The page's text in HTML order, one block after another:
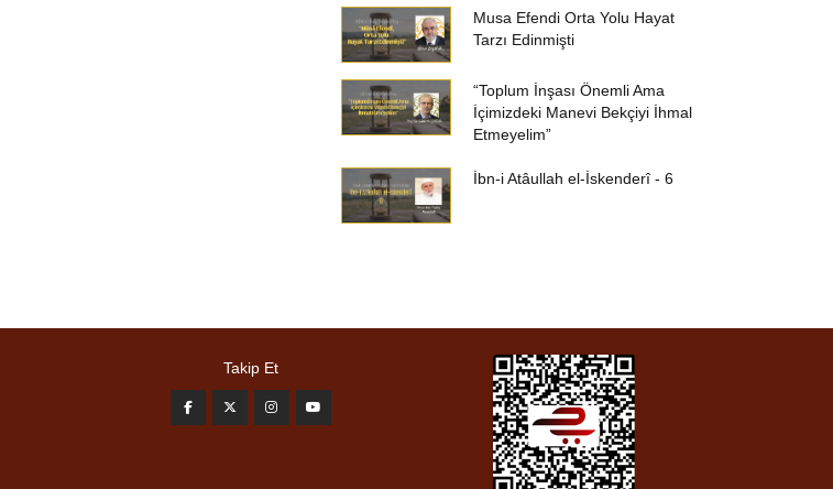
Musa Efendi Orta Yolu Hayat
Tarzı Edinmişti
“Toplum İnşası Önemli Ama
İçimizdeki Manevi Bekçiyi İhmal
Etmeyelim”
İbn-i Atâullah el-İskenderî - 6
Takip Et